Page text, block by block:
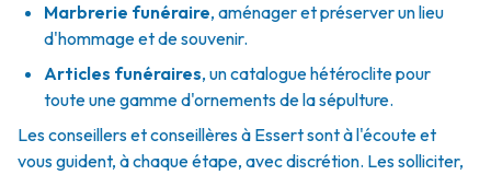
Marbrerie funéraire, aménager et préserver un lieu
d'hommage et de souvenir.
Articles funéraires, un catalogue hétéroclite pour
toute une gamme d'ornements de la sépulture.
Les conseillers et conseillères à Essert sont à l'écoute et
vous guident, à chaque étape, avec discrétion. Les solliciter,